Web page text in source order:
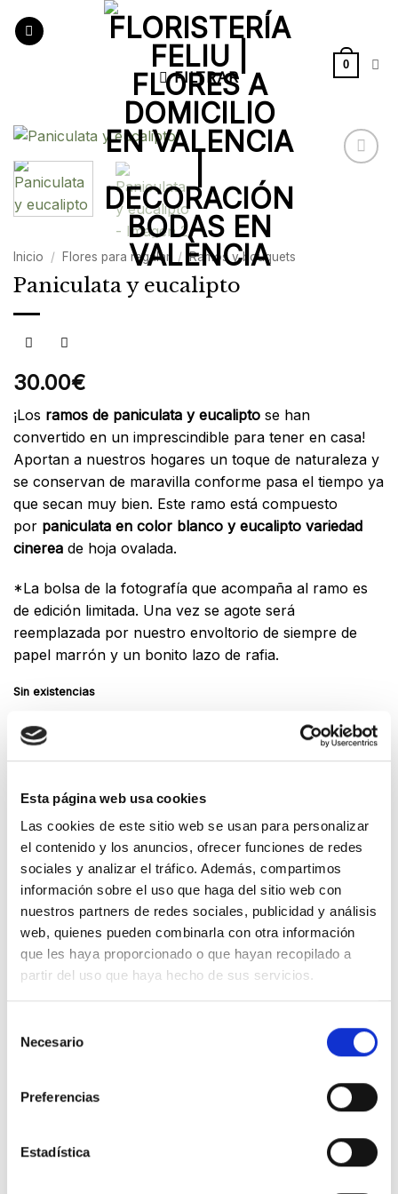
Esta página web usa cookies
Las cookies de este sitio web se usan para personalizar
el contenido y los anuncios, ofrecer funciones de redes
sociales y analizar el tráfico. Además, compartimos
información sobre el uso que haga del sitio web con
nuestros partners de redes sociales, publicidad y análisis
web, quienes pueden combinarla con otra información
que les haya proporcionado o que hayan recopilado a
partir del uso que haya hecho de sus servicios.
Necesario
Preferencias
Estadística
0
FILTRAR
Inicio / Flores para regalar / Ramos y bouquets
Paniculata y eucalipto
30.00€
¡Los ramos de paniculata y eucalipto se han
convertido en un imprescindible para tener en casa!
Aportan a nuestros hogares un toque de naturaleza y
se conservan de maravilla conforme pasa el tiempo ya
que secan muy bien. Este ramo está compuesto
por paniculata en color blanco y eucalipto variedad
cinerea de hoja ovalada.
*La bolsa de la fotografía que acompaña al ramo es
de edición limitada. Una vez se agote será
reemplazada por nuestro envoltorio de siempre de
papel marrón y un bonito lazo de rafia.
Sin existencias
VALORACIONES (0)
Valoraciones
No hay valoraciones aún.
comprado este producto pueden hacer una